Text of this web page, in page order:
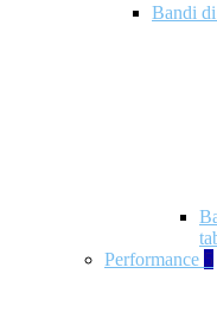
Bandi
Performance 5